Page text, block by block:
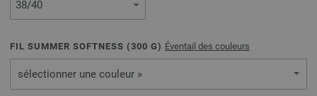
FIL SUMMER SOFTNESS (300 G) Éventail des couleurs
sélectionner une couleur »